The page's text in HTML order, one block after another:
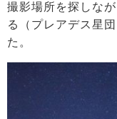
撮影場所を探しな
る（プレアデス星
た。